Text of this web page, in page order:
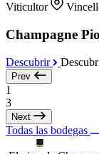
Viticultor
Champagne
Descubrir
Prev
1
3
Next
Todas las bodegas